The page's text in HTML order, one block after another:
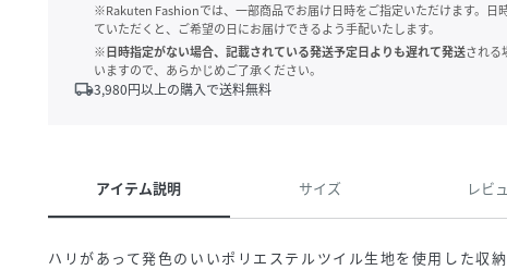
※Rakuten Fashionでは、一部商品でお届け日時をご指定いただけます。日
ていただくと、ご希望の日にお届けできるよう手配いたします。
※日時指定がない場合、記載されている発送予定日よりも遅れて発送される
いますので、あらかじめご了承ください。
local_shipping3,980円以上の購入で送料無料
アイテム説明 サイズ レビ
ハリがあって発色のいいポリエステルツイル生地を使用した収